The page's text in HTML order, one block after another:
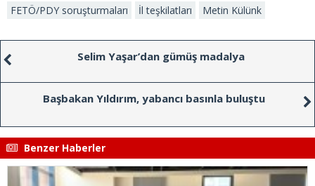
FETÖ/PDY soruşturmaları
İl teşkilatları Metin Külünk
Selim Yaşar’dan gümüş madalya
Başbakan Yıldırım, yabancı basınla buluştu
Benzer Haberler